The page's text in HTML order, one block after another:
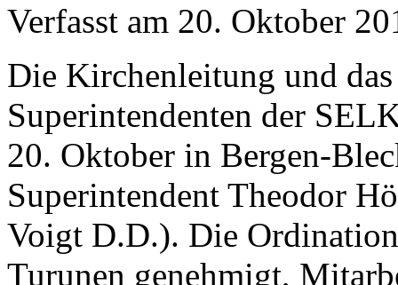
Verfasst am 20. Oktober
Die Kirchenleitung und
Superintendenten der
20. Oktober in Bergen-
Superintendent Theodor
Voigt D.D.). Die
Turunen genehmigt,